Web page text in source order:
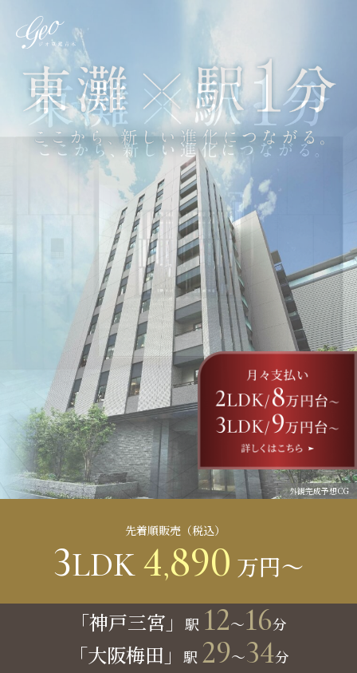
外観完成予想CG
先着順販売（税込）
3LDK4,890 万円～
「神戸三宮」 駅 12～16分
「大阪梅田」 駅 29～34分